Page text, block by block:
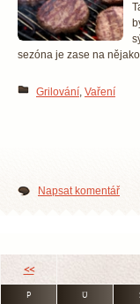
sezóna je zase na
Grilování, Vaření
Napsat komentář
<<
P Ú